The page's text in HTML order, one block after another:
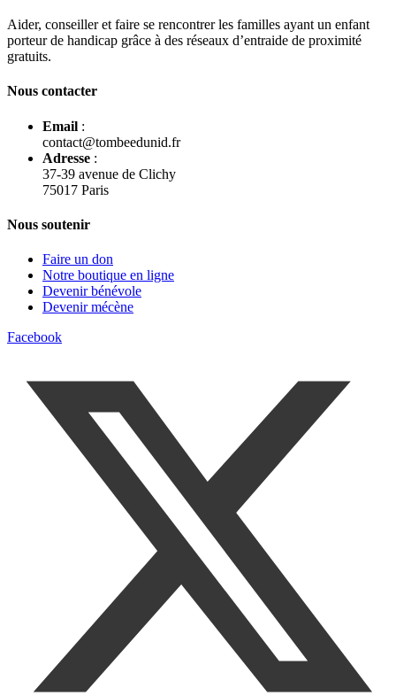
Aider, conseiller et faire se rencontrer les familles ayant un enfant
porteur de handicap grâce à des réseaux d’entraide de proximité
gratuits.
Nous contacter
Email :
contact@tombeedunid.fr
Adresse :
37-39 avenue de Clichy
75017 Paris
Nous soutenir
Faire un don
Notre boutique en ligne
Devenir bénévole
Devenir mécène
Facebook